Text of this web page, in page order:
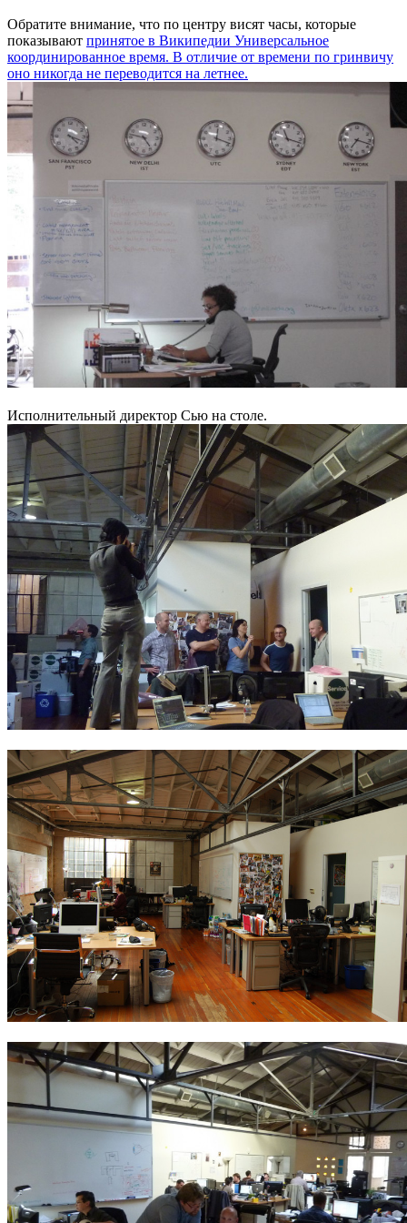
Обратите внимание, что по центру висят часы, которые
показывают принятое в Википедии Универсальное
координированное время. В отличие от времени по гринвичу
оно никогда не переводится на летнее.
Исполнительный директор Сью на столе.